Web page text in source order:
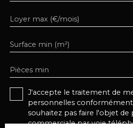
Loyer max (€/mois)
Surface min (m²)
Pièces min
J'accepte le traitement de
personnelles conformément
souhaitez pas faire l'objet
commerciale par voie